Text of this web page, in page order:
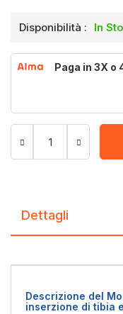
Disponibilità : In
Paga in 3X o
Dettagli
Descrizione del
inserzione di tibia